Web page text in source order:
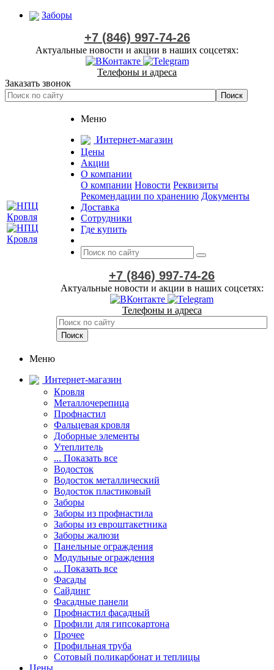
Заборы
+7 (846) 997-74-26
Актуальные новости и акции в наших соцсетях:
Телефоны и адреса
Заказать звонок
Меню
Интернет-магазин
Цены
Акции
О компании
О компании Новости Реквизиты
Рекомендации по хранению Документы
Доставка
Сотрудники
Где купить
+7 (846) 997-74-26
Актуальные новости и акции в наших соцсетях:
Телефоны и адреса
Меню
Интернет-магазин
Кровля
Металлочерепица
Профнастил
Фальцевая кровля
Доборные элементы
Утеплитель
... Показать все
Водосток
Водосток металлический
Водосток пластиковый
Заборы
Заборы из профнастила
Заборы из евроштакетника
Заборы жалюзи
Панельные ограждения
Модульные ограждения
... Показать все
Фасады
Сайдинг
Фасадные панели
Профнастил фасадный
Профили для гипсокартона
Прочее
Профильная труба
Сотовый поликарбонат и теплицы